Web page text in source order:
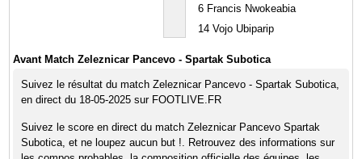
6 Francis Nwokeabia
14 Vojo Ubiparip
Avant Match Zeleznicar Pancevo - Spartak Subotica
Suivez le résultat du match Zeleznicar Pancevo - Spartak Subotica,
en direct du 18-05-2025 sur FOOTLIVE.FR
Suivez le score en direct du match Zeleznicar Pancevo Spartak
Subotica, et ne loupez aucun but !. Retrouvez des informations sur